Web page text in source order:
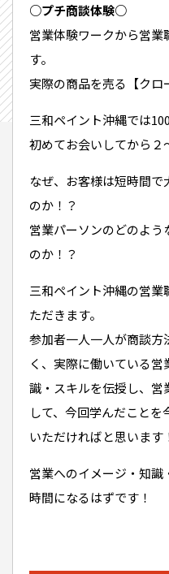
○プチ商談体験○
営業体験ワークから営業
す。
実際の商品を売る【クロ
三和ペイント沖縄では
初めてお会いしてから２
なぜ、お客様は短時間
のか！？
営業パーソンのどのよ
のか！？
三和ペイント沖縄の営業
ただきます。
参加者一人一人が商談
く、実際に働いている
識・スキルを伝授し、
して、今回学んだこと
いただければと思います
営業へのイメージ・知識
時間になるはずです！